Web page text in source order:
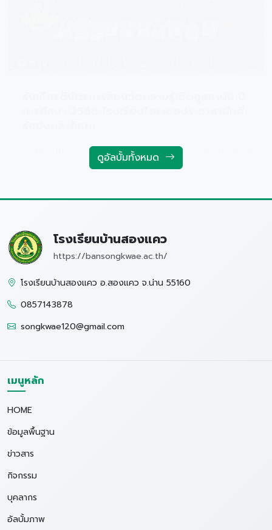
ดูอัลบั้มทั้งหมด
โรงเรียนบ้านสองแคว
https://bansongkwae.ac.th/
โรงเรียนบ้านสองแคว อ.สองแคว จ.น่าน 55160
0857143878
songkwae120@gmail.com
เมนูหลัก
HOME
ข้อมูลพื้นฐาน
ข่าวสาร
กิจกรรม
บุคลากร
อัลบั้มภาพ